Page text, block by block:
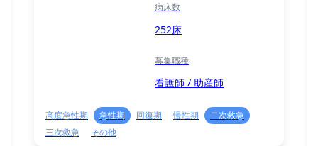
病床数
252床
募集職種
看護師 / 助産師
高度急性期 急性期 回復期 慢性期
二次救急
三次救急
その他